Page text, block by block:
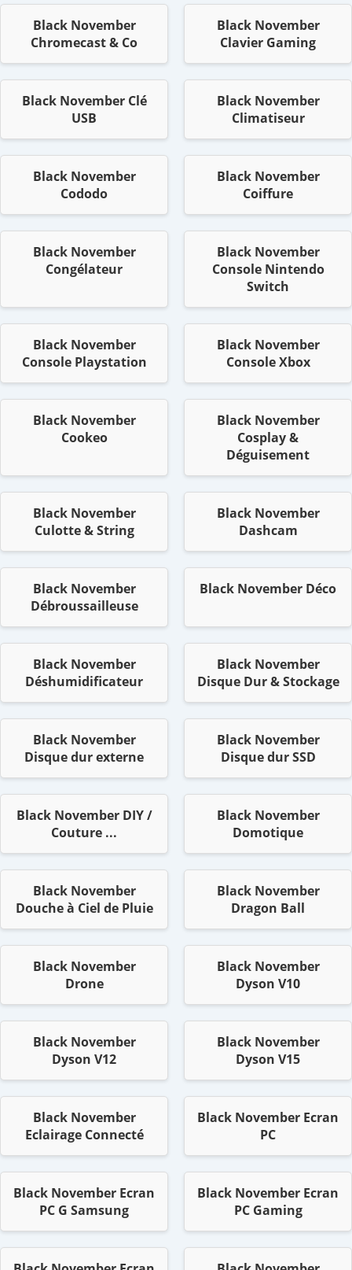
Black November
Chromecast & Co
Black November
Clavier Gaming
Black November Clé
USB
Black November
Climatiseur
Black November
Cododo
Black November
Coiffure
Black November
Congélateur
Black November
Console Nintendo
Switch
Black November
Console Playstation
Black November
Console Xbox
Black November
Cookeo
Black November
Cosplay &
Déguisement
Black November
Culotte & String
Black November
Dashcam
Black November
Débroussailleuse
Black November Déco
Black November
Déshumidificateur
Black November
Disque Dur & Stockage
Black November
Disque dur externe
Black November
Disque dur SSD
Black November DIY /
Couture ...
Black November
Domotique
Black November
Douche à Ciel de Pluie
Black November
Dragon Ball
Black November
Drone
Black November
Dyson V10
Black November
Dyson V12
Black November
Dyson V15
Black November
Eclairage Connecté
Black November Ecran
PC
Black November Ecran
PC G Samsung
Black November Ecran
PC Gaming